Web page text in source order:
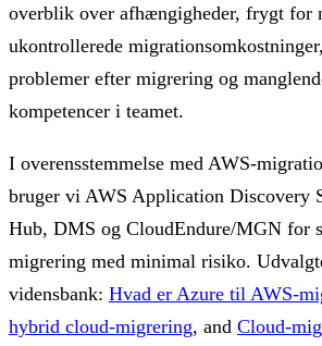
overblik over afhængigheder, frygt for
ukontrollerede
problemer efter migrering og
kompetencer i teamet.
I overensstemmelse med AWS-
bruger vi AWS Application Discovery
Hub, DMS og CloudEndure/MGN for
migrering med minimal risiko.
vidensbank: Hvad er Azure til AWS-
hybrid cloud-migrering, and Cloud-